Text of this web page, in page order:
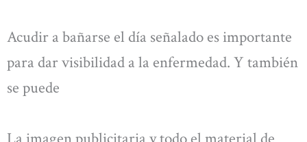
Acudir a bañarse el día señalado es importante
para dar visibilidad a la enfermedad. Y también
se puede